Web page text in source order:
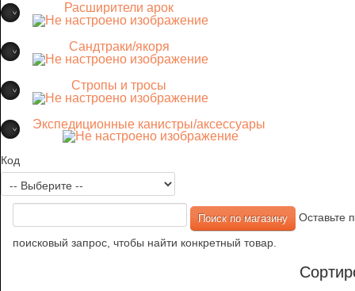
Расширители арок
Сандтраки/якоря
Стропы и тросы
Экспедиционные канистры/аксессуары
Код
Оставьте
поисковый запрос, чтобы найти конкретный товар.